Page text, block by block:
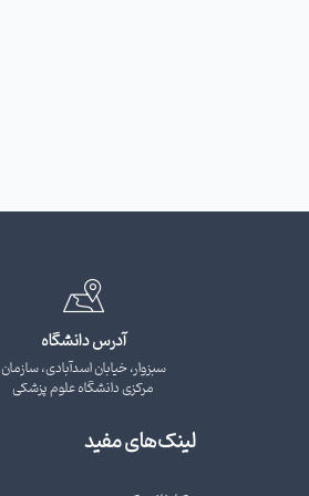
آدرس دانشگاه
سبزوار، خیابان اسدآبادی، سازمان
مرکزی دانشگاه علوم پزشکی
لینک‌های مفید